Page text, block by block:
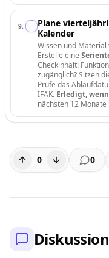
9.
Plane
Kalender
Wissen und Material
Erstelle eine
Checkinhalt:
zugänglich? Sitzen
Prüfe das
IFAK. Erledigt,
nächsten 12
0 0
Diskussion